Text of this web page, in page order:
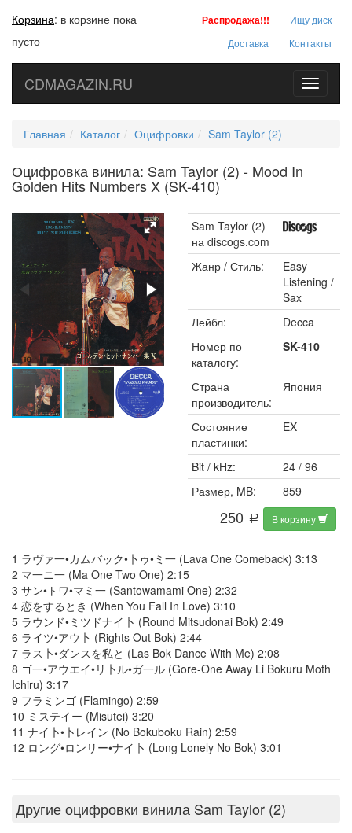
Корзина: в корзине пока
пусто
Распродажа!!!
Ищу диск
Доставка
Контакты
Toggle
CDMAGAZIN.RU
Главная Каталог Оцифровки Sam Taylor (2)
Оцифровка винила: Sam Taylor (2) - Mood In
Golden Hits Numbers X (SK-410)
Sam Taylor (2)
на discogs.com
Жанр / Стиль:
Easy
Listening /
Sax
Лейбл:
Decca
Номер по
каталогу:
SK-410
Страна
производитель:
Япония
Состояние
пластинки:
EX
Bit / kHz:
24 / 96
Размер, MB:
859
250 a В корзину
1 ラヴァ一•カムバック•卜ゥ•ミ一 (Lava One Comeback) 3:13
2 マ一ニ一 (Ma One Two One) 2:15
3 サン•トワ•マミ一 (Santowamami One) 2:32
4 恋をするとき (When You Fall In Love) 3:10
5 ラウンド•ミツドナイ卜 (Round Mitsudonai Bok) 2:49
6 ライツ•アウ卜 (Rights Out Bok) 2:44
7 ラス卜•ダンスを私と (Las Bok Dance With Me) 2:08
8 ゴ一•アウエイ•リ卜ル•ガ一ル (Gore-One Away Li Bokuru Moth
Ichiru) 3:17
9 フラミンゴ (Flamingo) 2:59
10 ミステイー (Misutei) 3:20
11 ナイ卜•卜レイン (No Bokuboku Rain) 2:59
12 ロング•ロンリー•ナイ卜 (Long Lonely No Bok) 3:01
Другие оцифровки винила Sam Taylor (2)